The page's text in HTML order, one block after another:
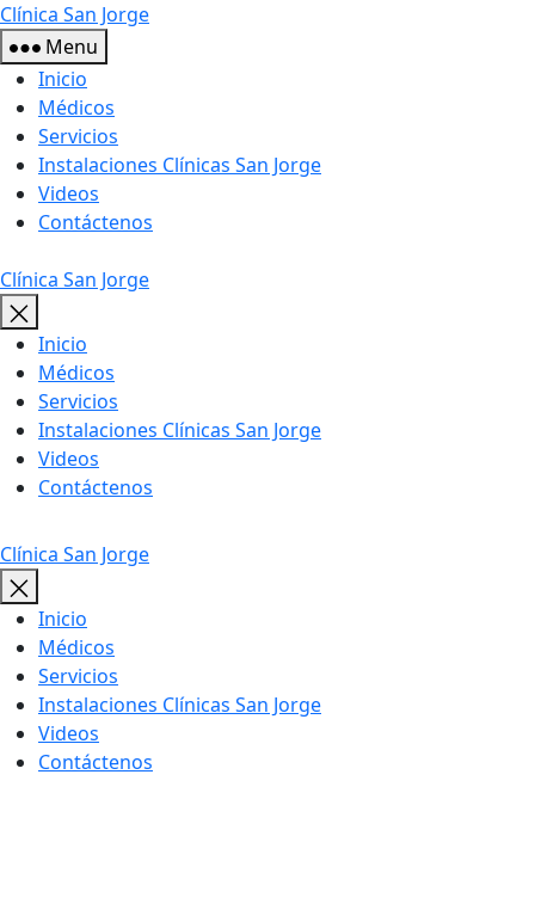
Skip
to
the
content
Clínica San Jorge
Menu
Inicio
Médicos
Servicios
Instalaciones Clínicas San Jorge
Videos
Contáctenos
Clínica San Jorge
Inicio
Médicos
Servicios
Instalaciones Clínicas San Jorge
Videos
Contáctenos
Clínica San Jorge
Inicio
Médicos
Servicios
Instalaciones Clínicas San Jorge
Videos
Contáctenos